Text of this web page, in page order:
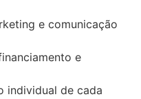
e comunicação
e
individual de cada